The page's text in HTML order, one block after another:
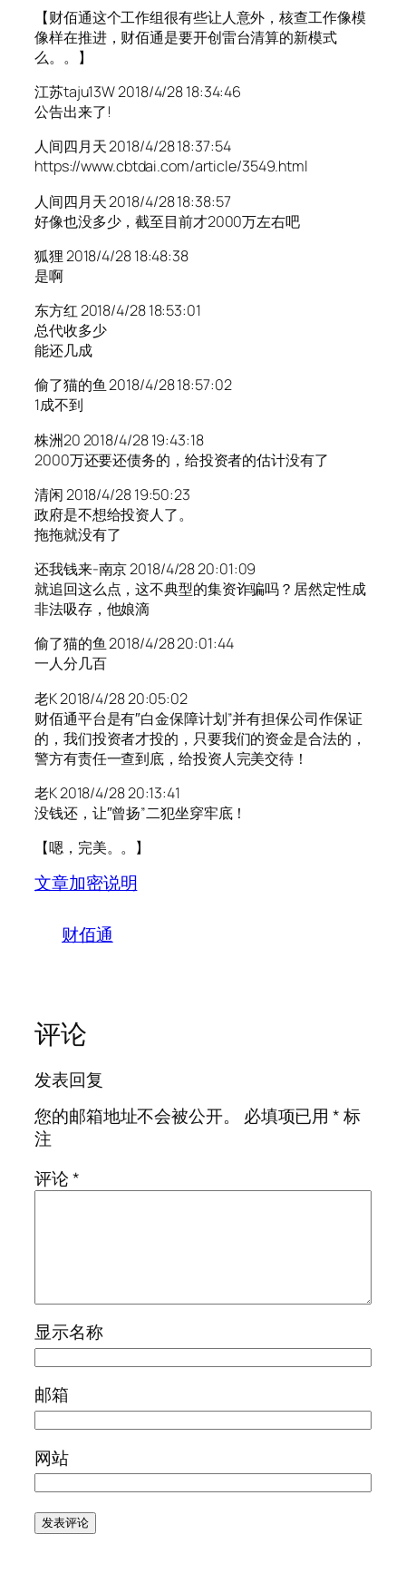
【财佰通这个工作组很有些让人意外，核查工作像模
像样在推进，财佰通是要开创雷台清算的新模式
么。。】
江苏taju13W 2018/4/28 18:34:46
公告出来了!
人间四月天 2018/4/28 18:37:54
https://www.cbtdai.com/article/3549.html
人间四月天 2018/4/28 18:38:57
好像也没多少，截至目前才2000万左右吧
狐狸 2018/4/28 18:48:38
是啊
东方红 2018/4/28 18:53:01
总代收多少
能还几成
偷了猫的鱼 2018/4/28 18:57:02
1成不到
株洲20 2018/4/28 19:43:18
2000万还要还债务的，给投资者的估计没有了
清闲 2018/4/28 19:50:23
政府是不想给投资人了。
拖拖就没有了
还我钱来-南京 2018/4/28 20:01:09
就追回这么点，这不典型的集资诈骗吗？居然定性成
非法吸存，他娘滴
偷了猫的鱼 2018/4/28 20:01:44
一人分几百
老K 2018/4/28 20:05:02
财佰通平台是有″白金保障计划”并有担保公司作保证
的，我们投资者才投的，只要我们的资金是合法的，
警方有责任一查到底，给投资人完美交待！
老K 2018/4/28 20:13:41
没钱还，让″曾扬”二犯坐穿牢底！
【嗯，完美。。】
文章加密说明
财佰通
评论
发表回复
您的邮箱地址不会被公开。
必填项已用*标
注
评论*
显示名称
邮箱
网站